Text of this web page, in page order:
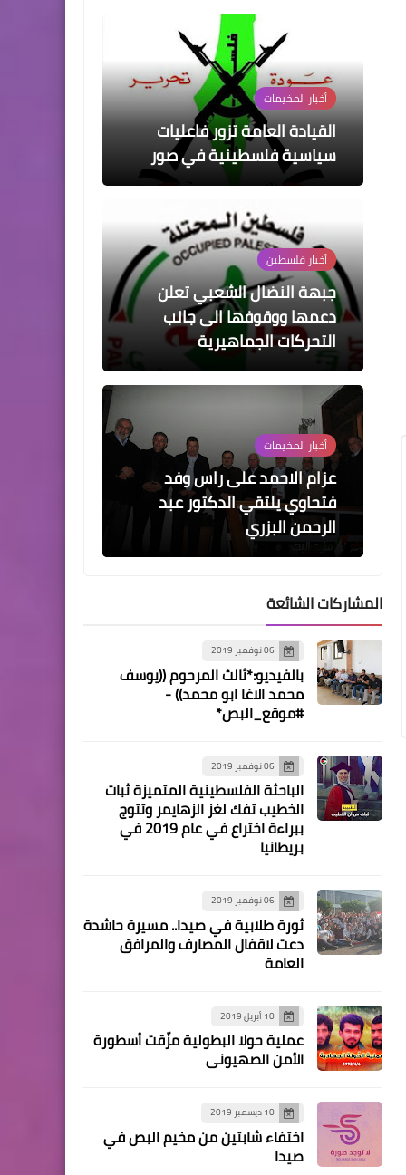
أخبار المخيمات
القيادة العامة تزور فاعليات
سياسية فلسطينية في صور
أخبار فلسطين
جبهة النضال الشعبي تعلن
دعمها ووقوفها الى جانب
التحركات الجماهيرية
أخبار المخيمات
عزام الاحمد على راس وفد
فتحاوي يلتقي الدكتور عبد
الرحمن البزري
أخبار المخيمات
موقع مخيم البرج الشمالي
ينهي الانتخابات وتنطلق
الهيئة الادارية الجديدة
مقالات
تصاعد الاحتجاجات بعد وفاة
امرأة وإحراق شاب نفسه تباين
«الأونروا»
أخبار المخيمات
عزام الاحمد يلتقي سعد على
أخبار متنوعة
المشاركات الشائعة
06 نوفمبر 2019
بالفيديو:*ثالث المرحوم ((يوسف
محمد الاغا ابو محمد)) -
#موقع_البص*
06 نوفمبر 2019
الباحثة الفلسطينية المتميزة ثبات
الخطيب تفك لغز الزهايمر وتتوج
ببراءة اختراع في عام 2019 في
بريطانيا
06 نوفمبر 2019
ثورة طلابية في صيدا.. مسيرة حاشدة
دعت لاقفال المصارف والمرافق
العامة
10 أبريل 2019
عملية حولا البطولية مزّقت أسطورة
الأمن الصهيوني
10 ديسمبر 2019
اختفاء شابتين من مخيم البص في
صيدا